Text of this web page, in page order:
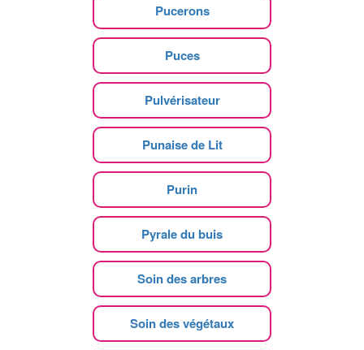
Pucerons
Puces
Pulvérisateur
Punaise de Lit
Purin
Pyrale du buis
Soin des arbres
Soin des végétaux